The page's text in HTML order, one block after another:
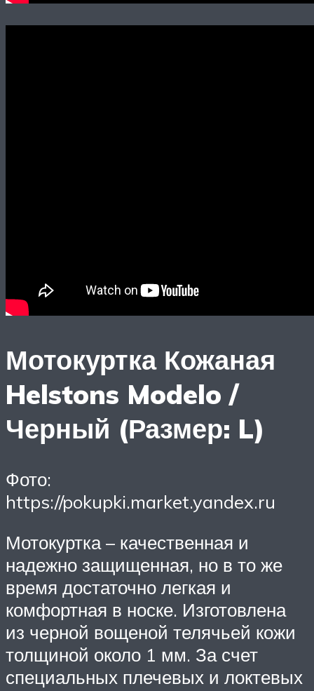
Мотокуртка Кожаная
Helstons Modelo /
Черный (Размер: L)
Фото:
https://pokupki.market.yandex.ru
Мотокуртка – качественная и
надежно защищенная, но в то же
время достаточно легкая и
комфортная в носке. Изготовлена
из черной вощеной телячьей кожи
толщиной около 1 мм. За счет
специальных плечевых и локтевых